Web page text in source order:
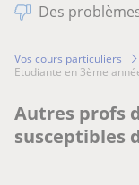
Des
Vos cours particuliers
etudiante en 3ème
Autres profs
susceptibles